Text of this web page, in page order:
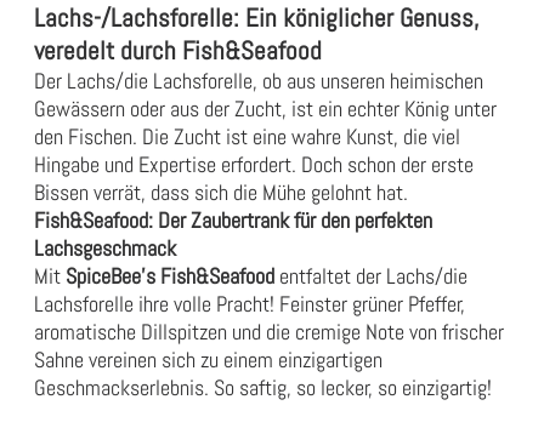
Lachs-/Lachsforelle: Ein königlicher Genuss,
veredelt durch Fish&Seafood
Der Lachs/die Lachsforelle, ob aus unseren heimischen
Gewässern oder aus der Zucht, ist ein echter König unter
den Fischen. Die Zucht ist eine wahre Kunst, die viel
Hingabe und Expertise erfordert. Doch schon der erste
Bissen verrät, dass sich die Mühe gelohnt hat.
Fish&Seafood: Der Zaubertrank für den perfekten
Lachsgeschmack
Mit SpiceBee's Fish&Seafood entfaltet der Lachs/die
Lachsforelle ihre volle Pracht! Feinster grüner Pfeffer,
aromatische Dillspitzen und die cremige Note von frischer
Sahne vereinen sich zu einem einzigartigen
Geschmackserlebnis. So saftig, so lecker, so einzigartig!